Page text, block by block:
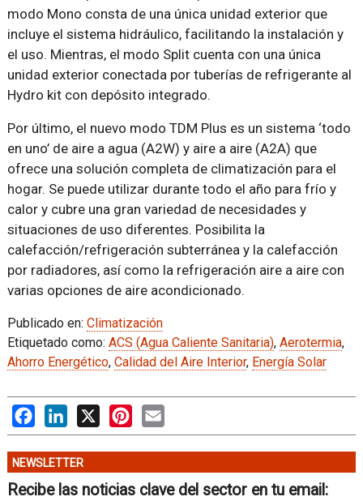
modo Mono consta de una única unidad exterior que
incluye el sistema hidráulico, facilitando la instalación y
el uso. Mientras, el modo Split cuenta con una única
unidad exterior conectada por tuberías de refrigerante al
Hydro kit con depósito integrado.
Por último, el nuevo modo TDM Plus es un sistema ‘todo
en uno’ de aire a agua (A2W) y aire a aire (A2A) que
ofrece una solución completa de climatización para el
hogar. Se puede utilizar durante todo el año para frío y
calor y cubre una gran variedad de necesidades y
situaciones de uso diferentes. Posibilita la
calefacción/refrigeración subterránea y la calefacción
por radiadores, así como la refrigeración aire a aire con
varias opciones de aire acondicionado.
Publicado en: Climatización
Etiquetado como: ACS (Agua Caliente Sanitaria), Aerotermia,
Ahorro Energético, Calidad del Aire Interior, Energía Solar
FacebookLinkedIn Pinterest
NEWSLETTER
Recibe las noticias clave del sector en tu email: